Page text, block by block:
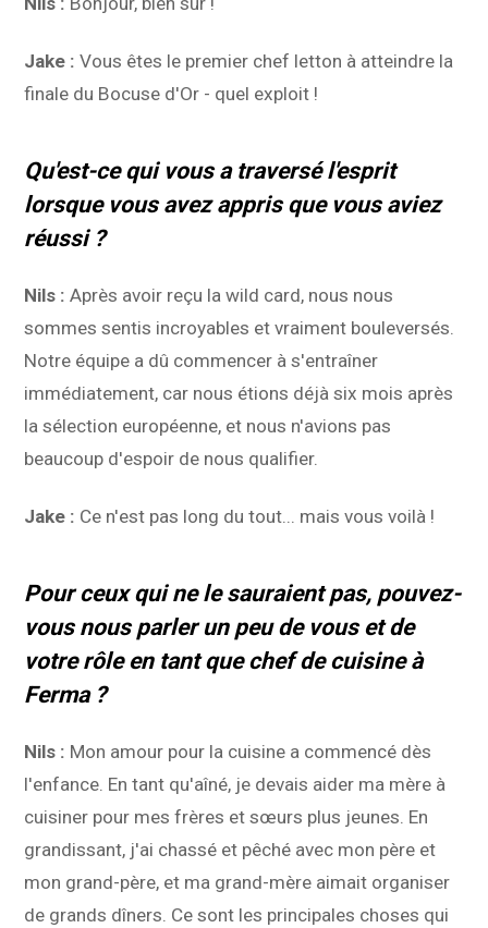
Jake : Vous êtes le premier chef letton à atteindre la
finale du Bocuse d'Or - quel exploit !
Qu'est-ce qui vous a traversé l'esprit
lorsque vous avez appris que vous aviez
réussi ?
Nils : Après avoir reçu la wild card, nous nous
sommes sentis incroyables et vraiment bouleversés.
Notre équipe a dû commencer à s'entraîner
immédiatement, car nous étions déjà six mois après
la sélection européenne, et nous n'avions pas
beaucoup d'espoir de nous qualifier.
Jake : Ce n'est pas long du tout... mais vous voilà !
Pour ceux qui ne le sauraient pas, pouvez-
vous nous parler un peu de vous et de
votre rôle en tant que chef de cuisine à
Ferma ?
Nils : Mon amour pour la cuisine a commencé dès
l'enfance. En tant qu'aîné, je devais aider ma mère à
cuisiner pour mes frères et sœurs plus jeunes. En
grandissant, j'ai chassé et pêché avec mon père et
mon grand-père, et ma grand-mère aimait organiser
de grands dîners. Ce sont les principales choses qui